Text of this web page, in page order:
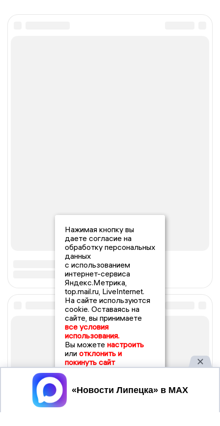
Нажимая кнопку вы
даете согласие на
обработку персональных
данных
с использованием
интернет-сервиса
Яндекс.Метрика,
top.mail.ru, LiveInternet.
На сайте используются
cookie. Оставаясь на
сайте, вы принимаете
все условия
использования.
Вы можете настроить
или отклонить и
покинуть сайт
Принять